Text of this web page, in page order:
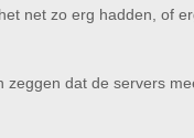
net zo erg hadden, of
dat de servers